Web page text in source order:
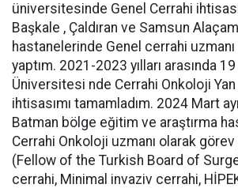
üniversitesinde Genel Cerrahi
Başkale , Çaldıran ve Samsun
hastanelerinde Genel cerrahi
yaptım. 2021-2023 yılları arasında 19
Üniversitesi nde Cerrahi Onkoloji
ihtisasımı tamamladım. 2024 Mart
Batman bölge eğitim ve araştırma
Cerrahi Onkoloji uzmanı olarak görev
(Fellow of the Turkish Board of
cerrahi, Minimal invaziv cerrahi,